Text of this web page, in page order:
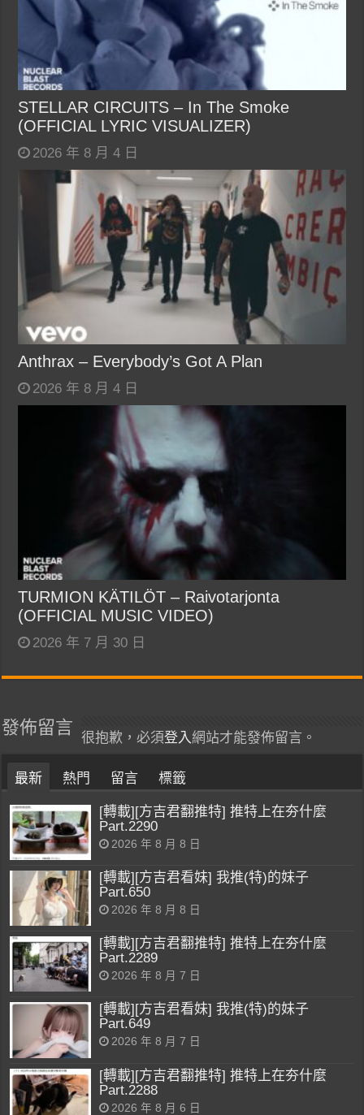
STELLAR CIRCUITS – In The Smoke
(OFFICIAL LYRIC VISUALIZER)
2026 年 8 月 4 日
Anthrax – Everybody’s Got A Plan
2026 年 8 月 4 日
TURMION KÄTILÖT – Raivotarjonta
(OFFICIAL MUSIC VIDEO)
2026 年 7 月 30 日
發佈留言
很抱歉，必須登入網站才能發佈留言。
最新 熱門 留言 標籤
[轉載][方吉君翻推特] 推特上在夯什麼
Part.2290
2026 年 8 月 8 日
[轉載][方吉君看妹] 我推(特)的妹子
Part.650
2026 年 8 月 8 日
[轉載][方吉君翻推特] 推特上在夯什麼
Part.2289
2026 年 8 月 7 日
[轉載][方吉君看妹] 我推(特)的妹子
Part.649
2026 年 8 月 7 日
[轉載][方吉君翻推特] 推特上在夯什麼
Part.2288
2026 年 8 月 6 日